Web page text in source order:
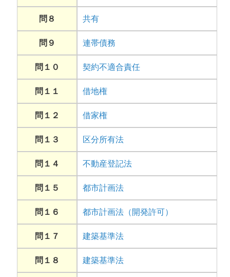
問８ 共有
問９ 連帯債務
問１０ 契約不適合責任
問１１ 借地権
問１２ 借家権
問１３ 区分所有法
問１４ 不動産登記法
問１５ 都市計画法
問１６ 都市計画法（開発許可）
問１７ 建築基準法
問１８ 建築基準法